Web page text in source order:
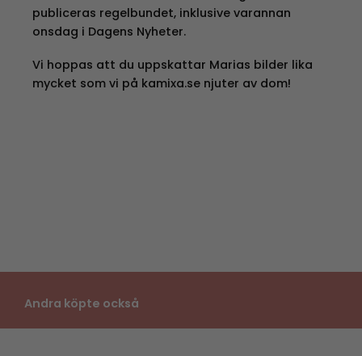
publiceras regelbundet, inklusive varannan
onsdag i Dagens Nyheter.
Vi hoppas att du uppskattar Marias bilder lika
mycket som vi på kamixa.se njuter av dom!
Andra köpte också